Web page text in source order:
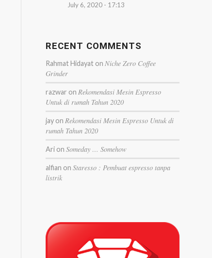
July 6, 2020 - 17:13
RECENT COMMENTS
Rahmat Hidayat on Niche Zero Coffee
Grinder
razwar on Rekomendasi Mesin Espresso
Untuk di rumah Tahun 2020
jay on Rekomendasi Mesin Espresso Untuk di
rumah Tahun 2020
Ari onSomeday … Somehow
alfian onStaresso : Pembuat espresso tanpa
listrik